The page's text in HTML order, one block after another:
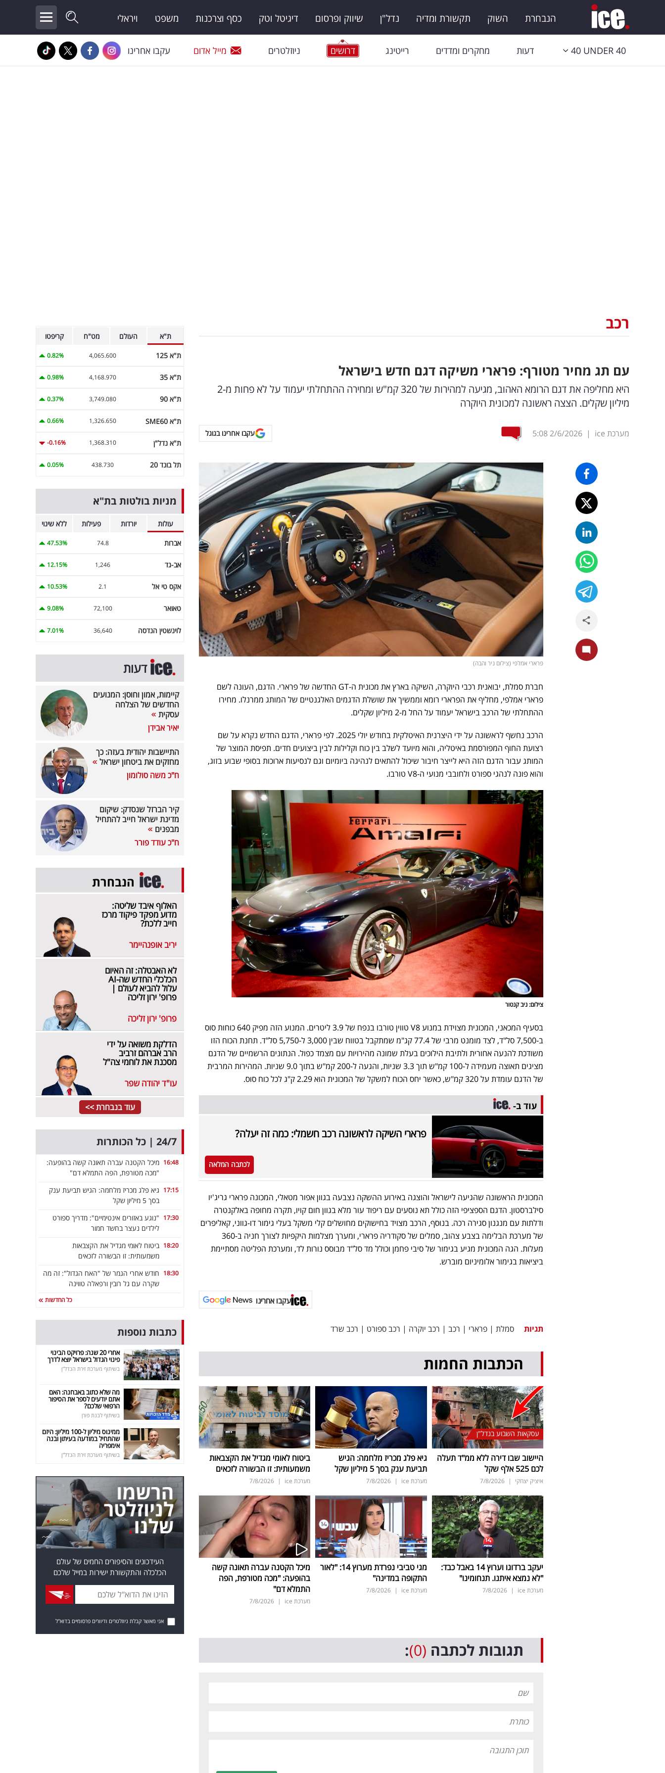
הנבחרת השוק תקשורת ומדיה נדל"ן שיווק ופרסום דיגיטל וטק כסף וצרכנות משפט ויראלי
40 UNDER 40 דעות מחקרים ומדדים רייטינג דרושים ניוזלטרים מייל אדום עקבו אחרינו
רכב
עם תג מחיר מטורף: פרארי משיקה דגם חדש בישראל
היא מחליפה את דגם הרומא האהוב, מגיעה למהירות של 320 קמ"ש ומחירה ההתחלתי יעמוד על לא פחות מ-2
מיליון שקלים. הצצה ראשונה למכונית היוקרה
מערכת ice |
2/6/2026
5:08 עקבו אחרינו בגוגל
פרארי אמלפי (צילום ניר והבה)
חברת סמלת, יבואנית רכבי היוקרה, השיקה בארץ את מכונית ה-GT החדשה של פרארי. הדגם, העונה לשם
פרארי אמלפי, מחליף את הפרארי רומא וממשיך את שושלת הדגמים האלגנטיים של המותג ממרנלו. מחירו
ההתחלתי של הרכב בישראל יעמוד על החל מ-2 מיליון שקלים.
הרכב נחשף לראשונה על ידי היצרנית האיטלקית בחודש יולי 2025. לפי פרארי, הדגם החדש נקרא על שם
רצועת החוף המפורסמת באיטליה, והוא מיועד לשלב בין כוח וקלילות לבין ביצועים חדים. תפיסת המוצר של
המותג עבור הדגם הזה היא לייצר חיבור שיכול להתאים לנהיגה ביומיום וגם לנסיעות ארוכות בסופי שבוע בזוג,
והוא פונה לנהגי ספורט ולחובבי מנועי ה-V8 טורבו.
צילום: ניב קנטור
בסעיף המכאני, המכונית מצוידת במנוע V8 טווין טורבו בנפח של 3.9 ליטרים. המנוע הזה מפיק 640 כוחות סוס
ב-7,500 סל"ד, לצד מומנט מרבי של 77.4 קג"מ שמתקבל בטווח שבין 3,000 ל-5,750 סל"ד. תחנת הכוח הזו
משודכת להנעה אחורית ולתיבת הילוכים בעלת שמונה מהירויות עם מצמד כפול. הנתונים הרשמיים של הדגם
מציגים תאוצה מעמידה ל-100 קמ"ש תוך 3.3 שניות, והגעה ל-200 קמ"ש בתוך 9.0 שניות. המהירות המרבית
של הדגם עומדת על 320 קמ"ש, כאשר יחס הכוח למשקל של המכונית הוא 2.29 ק"ג לכל כוח סוס.
עוד ב-
פרארי השיקה לראשונה רכב חשמלי: כמה זה יעלה?
לכתבה המלאה
המכונית הראשונה שהגיעה לישראל והוצגה באירוע ההשקה נצבעה בגוון אפור מטאלי, המכונה פרארי גריג'יו
סילברסטון. הדגם הספציפי הזה כולל תא נוסעים עם ריפוד עור מלא בגוון חום קויו, תקרה מחופה באלקנטרה
ודלתות עם מנגנון סגירה רכה. בנוסף, הרכב מצויד בחישוקים מחושלים קלי משקל בעלי גימור דו-גווני, קאליפרים
של מערכת הבלימה בצבע צהוב, סמלים של סקודריה פרארי, ומערך מצלמות היקפיות לצורך חניה ב-360
מעלות. הגה המכונית מגיע בגימור של סיבי פחמן וכולל מד סל"ד מבוסס נורות לד, ומערכת הפליטה מסתיימת
ביציאות בגימור אלומיניום מוברש.
עקבו אחרינו
תגיות סמלת | פרארי | רכב | רכב יוקרה | רכב ספורט | רכב שרד
הכתבות החמות
עסקאות השבוע בנדל"ן
היישוב שבו דירה ללא ממ"ד תעלה
לכם 525 אלף שקל
איציק יצחקי |
7/8/2026
גיא פלג מכריז מלחמה: הגיש
תביעת ענק בסך 5 מיליון שקל
מערכת ice |
7/8/2026
ביטוח לאומי מגדיל את הקצבאות
משמעותית: זו הבשורה לזכאים
מערכת ice |
7/8/2026
יעקב ברדוגו וערוץ 14 באבל כבד:
"לא נמצא איתנו. תנחומינו"
מערכת ice |
7/8/2026
מגי טביבי נפרדת מערוץ 14: "לאור
התקופה במדינה"
מערכת ice |
7/8/2026
מיכל הקטנה עברה תאונה קשה
בהופעה: "מכה מטורפת, הפה
התמלא דם"
מערכת ice |
7/8/2026
תגובות לכתבה (0)
:
ת"א העולם מט"ח קריפטו
ת"א 125 4,065.600
0.82%
ת"א 35 4,168.970
0.98%
ת"א 90 3,749.080
0.37%
ת"א SME60 1,326.650
0.66%
ת"א נדל"ן 1,368.310
-0.16%
תל בונד 20 438.730
0.05%
מניות בולטות בת"א
עולות יורדות פעילות ללא שינוי
אברות 74.8
47.53%
אב-גד 1,246
12.15%
אקס טי אל 2.1
10.53%
טאואר 72,100
9.08%
לוינשטין הנדסה 36,640
7.01%
דעות
קיימות, אמון וחוסן: המנועים
החדשים של הצלחה
עסקית
יאיר אבידן
התיישבות יהודית בעזה: כך
מחזקים את ביטחון ישראל
ח"כ משה סולומון
קיר הברזל שנסדק: שיקום
מדינת ישראל חייב להתחיל
מבפנים
ח"כ עודד פורר
הנבחרת
האלוף איבד שליטה:
מדוע מפקד פיקוד מרכז
חייב ללכת?
יריב אופנהיימר
לא האבטלה: זה האיום
הכלכלי החדש שה-AI
עלול להביא לעולם |
פרופ' ירון זליכה
פרופ' ירון זליכה
הדלקת משואה על ידי
הרב אברהם זרביב
מסכנת את לוחמי צה"ל
עו"ד יהודה שפר
עוד בנבחרת >>
24/7 | כל הכותרות
16:48 מיכל הקטנה עברה תאונה קשה בהופעה:
"מכה מטורפת, הפה התמלא דם"
17:15 גיא פלג מכריז מלחמה: הגיש תביעת ענק
בסך 5 מיליון שקל
17:30 "נוגע באזורים אינטימיים": מדריך ספורט
לילדים נעצר בחשד חמור
18:20 ביטוח לאומי מגדיל את הקצבאות
משמעותית: זו הבשורה לזכאים
18:30 חודש אחרי הגמר של "האח הגדול": זה מה
שקרה עם גל רובין ורפאלה טווינה
כל החדשות
כתבות נוספות
אחרי 20 שנה: פרויקט הבינוי
פינוי הגדול בישראל יוצא לדרך
בשיתוף מערכת זירת הנדל"ן
מה שלא כתוב באבחנה: האם
אתם יודעים לספר את הסיפור
הרפואי שלכם?
בשיתוף לבנת פורן
ממינוס מיליון ל-100 מיליון: היזם
שהתחיל במודעה בעיתון ובנה
אימפריה
בשיתוף מערכת זירת הנדל"ן
העידכונים והסיפורים החמים של עולם
הכלכלה והתקשורת ישירות במייל שלכם
אני מאשר קבלת ניוזלטרים ודיוורים פרסומיים בדוא"ל